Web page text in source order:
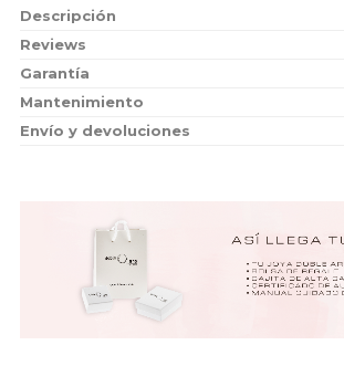
Descripción
Reviews
Garantía
Mantenimiento
Envío y devoluciones